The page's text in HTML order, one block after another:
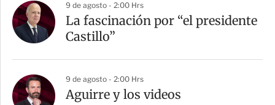
9 de agosto - 2:00 Hrs
La fascinación por “el presidente
Castillo”
9 de agosto - 2:00 Hrs
Aguirre y los videos